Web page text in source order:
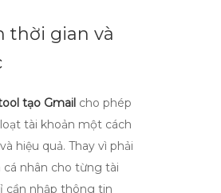
thời gian và
tạo Gmail cho phép
tài khoản một cách
hiệu quả. Thay vì phải
nhân cho từng tài
cần nhập thông tin